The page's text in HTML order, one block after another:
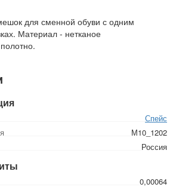
для сменной обуви с одним
Материал - нетканое
Спейс
М10_1202
Россия
0,00064